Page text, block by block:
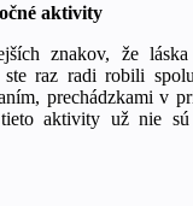
aktivity
znakov, že
raz radi robili
prechádzkami v
aktivity už nie sú